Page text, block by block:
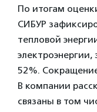
По итогам
СИБУР
тепловой
52%.
В компании
связаны в том